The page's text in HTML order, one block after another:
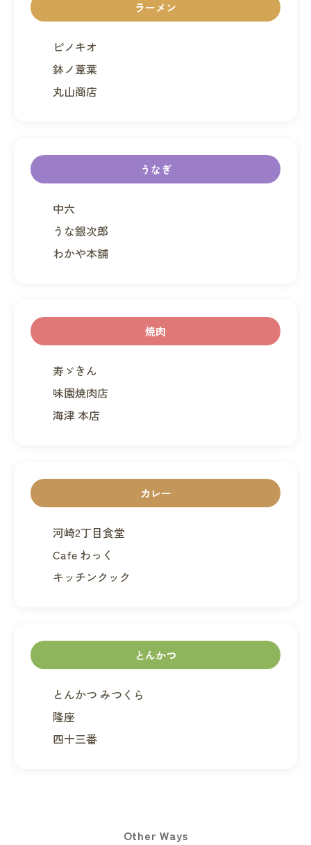
ラーメン
ピノキオ
鉢ノ葦葉
丸山商店
うなぎ
中六
うな銀次郎
わかや本舗
焼肉
寿ゞきん
味園焼肉店
海津 本店
カレー
河崎2丁目食堂
Cafe わっく
キッチンクック
とんかつ
とんかつ みつくら
隆座
四十三番
Other Ways